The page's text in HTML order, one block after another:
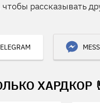
рассказывать
ХАРДКОР